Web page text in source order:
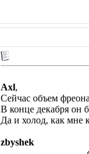
Axl,
Сейчас объем
В конце декабря он
Да и холод, как мне
zbyshek